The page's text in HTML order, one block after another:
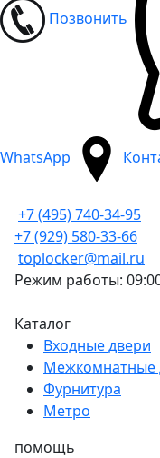
Позвонить
WhatsApp
+7 (495) 740-34-95
+7 (929) 580-33-66
toplocker@mail.ru
Режим работы:
Каталог
Входные двери
Межкомнатные
Фурнитура
Метро
помощь